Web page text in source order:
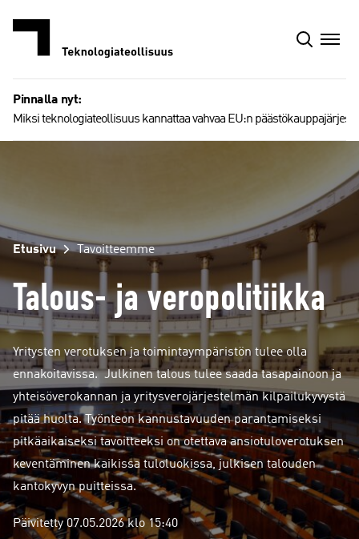
Pinnalla nyt:
Miksi teknologiateollisuus kannattaa vahvaa EU:n
Etusivu Tavoitteemme
Talous- ja veropolitiikka
Yritysten verotuksen ja toimintaympäristön tulee olla
ennakoitavissa. Julkinen talous tulee saada tasapainoon ja
yhteisöverokannan ja yritysverojärjestelmän kilpailukyvystä
pitää huolta. Työnteon kannustavuuden parantamiseksi
pitkäaikaiseksi tavoitteeksi on otettava ansiotuloverotuksen
keventäminen kaikissa tuloluokissa, julkisen talouden
kantokyvyn puitteissa.
Päivitetty 07.05.2026 klo 15:40